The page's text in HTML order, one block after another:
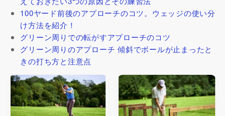
100ヤード前後のアプローチのコツ。ウェッジの使い分
け方法を紹介！
グリーン周りでの転がすアプローチのコツ
グリーン周りのアプローチ 傾斜でボールが止まったと
きの打ち方と注意点